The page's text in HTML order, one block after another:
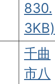
830.
3KB)
千曲
市八